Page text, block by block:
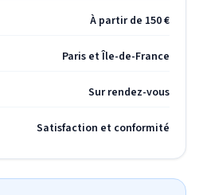
À partir de 150 €
Paris et Île-de-France
Sur rendez-vous
Satisfaction et conformité